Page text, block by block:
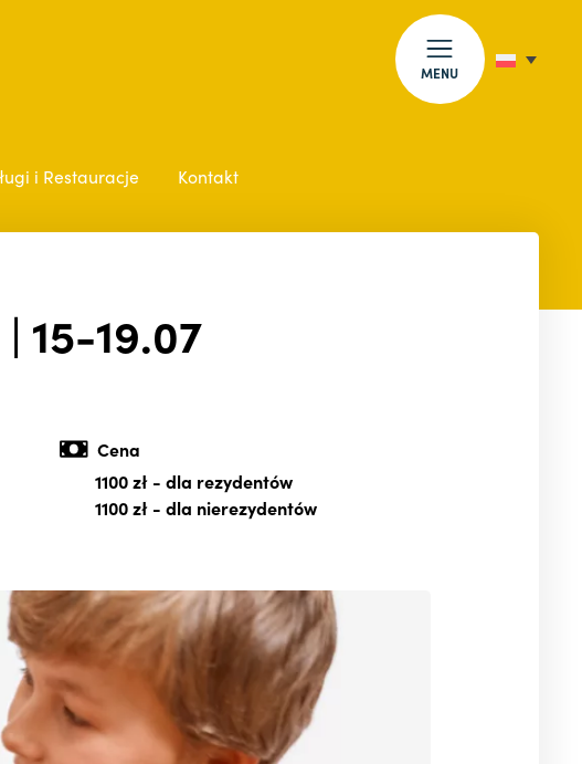
MENU
i Restauracje Kontakt
15-19.07
Cena
1100 zł- dla rezydentów
1100 zł- dla nierezydentów